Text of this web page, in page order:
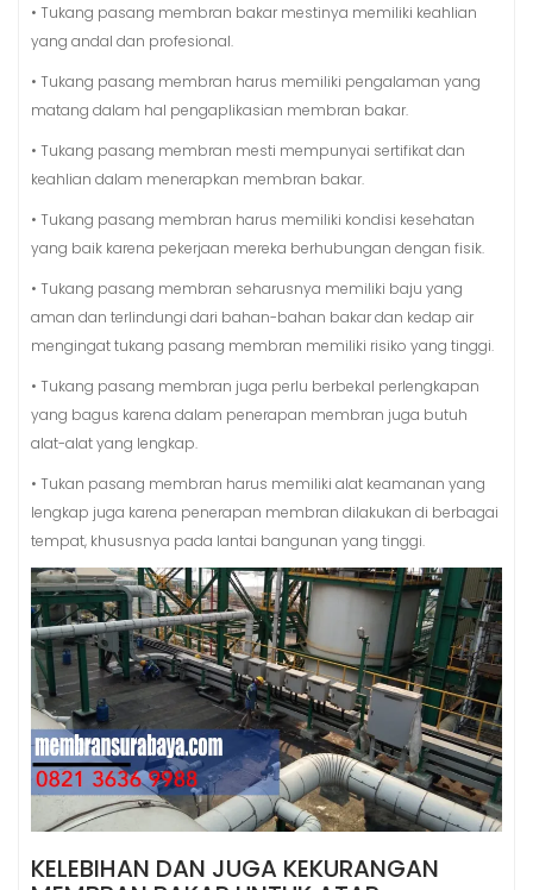
• Tukang pasang membran bakar mestinya memiliki keahlian
yang andal dan profesional.
• Tukang pasang membran harus memiliki pengalaman yang
matang dalam hal pengaplikasian membran bakar.
• Tukang pasang membran mesti mempunyai sertifikat dan
keahlian dalam menerapkan membran bakar.
• Tukang pasang membran harus memiliki kondisi kesehatan
yang baik karena pekerjaan mereka berhubungan dengan fisik.
• Tukang pasang membran seharusnya memiliki baju yang
aman dan terlindungi dari bahan-bahan bakar dan kedap air
mengingat tukang pasang membran memiliki risiko yang tinggi.
• Tukang pasang membran juga perlu berbekal perlengkapan
yang bagus karena dalam penerapan membran juga butuh
alat-alat yang lengkap.
• Tukan pasang membran harus memiliki alat keamanan yang
lengkap juga karena penerapan membran dilakukan di berbagai
tempat, khususnya pada lantai bangunan yang tinggi.
KELEBIHAN DAN JUGA KEKURANGAN